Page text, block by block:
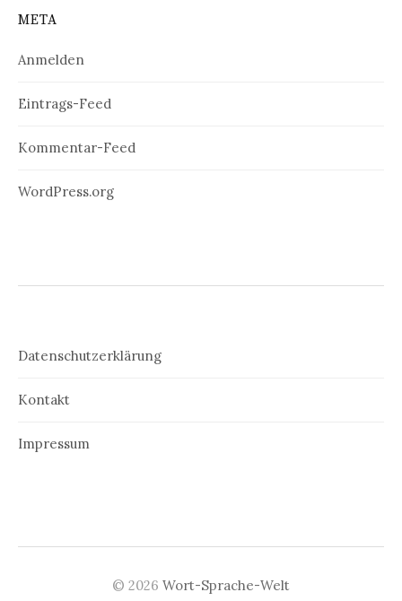
META
Anmelden
Eintrags-Feed
Kommentar-Feed
WordPress.org
Datenschutzerklärung
Kontakt
Impressum
© 2026 Wort-Sprache-Welt